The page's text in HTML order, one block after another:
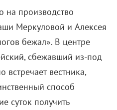
на производство
Меркуловой и Алексея
бежал». В центре
сбежавший из-под
встречает вестника,
способ
суток получить